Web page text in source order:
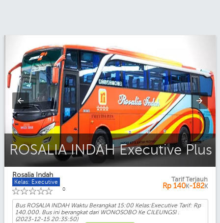
ROSALIA INDAH Executive Plus
Rosalia Indah
Kelas: Executive
☆
☆
☆
☆
☆ 0
Tarif Terjauh
Rp 140K-182K
Bus ROSALIA INDAH Waktu Berangkat 15:00 Kelas:Executive Tarif: Rp
140.000. Bus ini berangkat dari WONOSOBO Ke CILEUNGSI .
(2023-12-15 20:35:50)